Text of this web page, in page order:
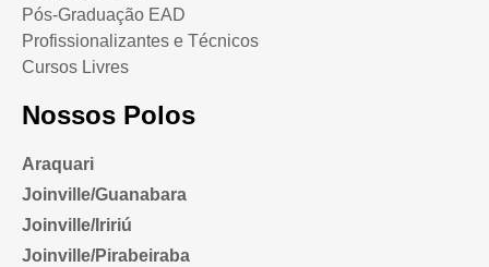
Pós-Graduação EAD
Profissionalizantes e Técnicos
Cursos Livres
Nossos Polos
Araquari
Joinville/Guanabara
Joinville/Iririú
Joinville/Pirabeiraba